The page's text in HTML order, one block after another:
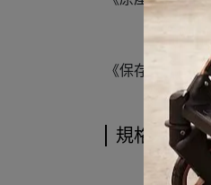
《保存期限》
規格說明